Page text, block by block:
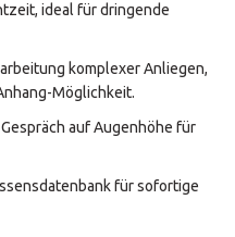
ideal für dringende
komplexer Anliegen,
Möglichkeit.
auf Augenhöhe für
für sofortige